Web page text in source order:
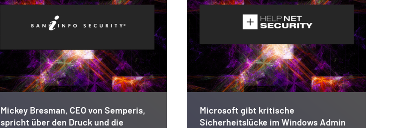
Mickey Bresman, CEO von Semperis,
spricht über den Druck und die
Microsoft gibt kritische
Sicherheitslücke im Windows Admin